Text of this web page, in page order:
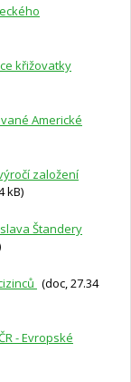
křižovatky
Americké
založení
kB)
Štandery
(doc, 27.34
- Evropské